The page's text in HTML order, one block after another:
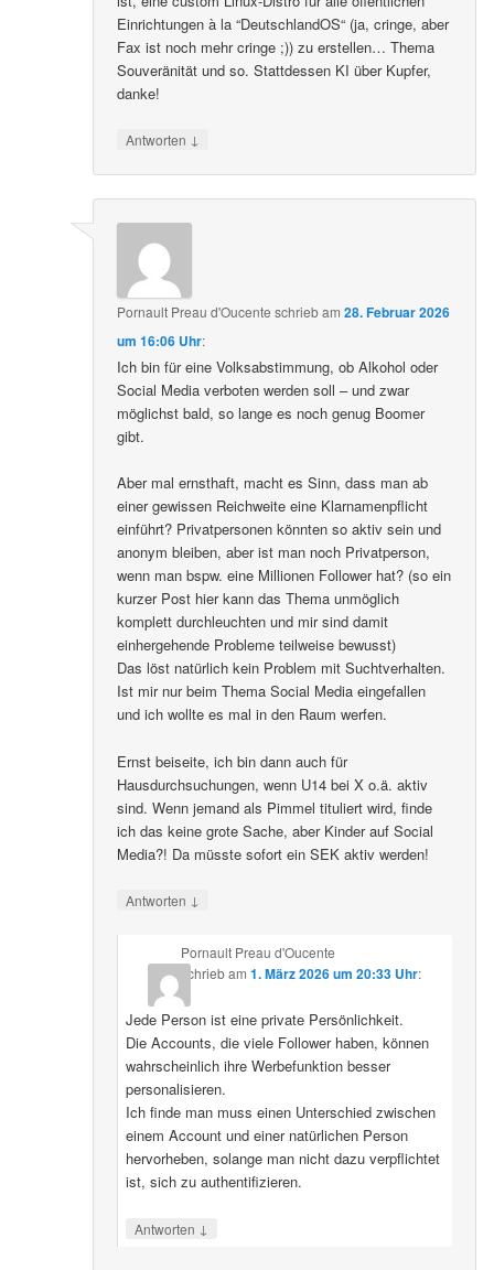
Einrichtungen à la “DeutschlandOS“ (ja, cringe, aber
Fax ist noch mehr cringe ;)) zu erstellen… Thema
Souveränität und so. Stattdessen KI über Kupfer,
danke!
Antworten ↓
Pornault Preau d'Oucente schriebam28. Februar 2026
um 16:06 Uhr:
Ich bin für eine Volksabstimmung, ob Alkohol oder
Social Media verboten werden soll – und zwar
möglichst bald, so lange es noch genug Boomer
gibt.
Aber mal ernsthaft, macht es Sinn, dass man ab
einer gewissen Reichweite eine Klarnamenpflicht
einführt? Privatpersonen könnten so aktiv sein und
anonym bleiben, aber ist man noch Privatperson,
wenn man bspw. eine Millionen Follower hat? (so ein
kurzer Post hier kann das Thema unmöglich
komplett durchleuchten und mir sind damit
einhergehende Probleme teilweise bewusst)
Das löst natürlich kein Problem mit Suchtverhalten.
Ist mir nur beim Thema Social Media eingefallen
und ich wollte es mal in den Raum werfen.
Ernst beiseite, ich bin dann auch für
Hausdurchsuchungen, wenn U14 bei X o.ä. aktiv
sind. Wenn jemand als Pimmel tituliert wird, finde
ich das keine grote Sache, aber Kinder auf Social
Media?! Da müsste sofort ein SEK aktiv werden!
Antworten ↓
Pornault Preau d'Oucente
schriebam 1. März 2026 um 20:33 Uhr:
Jede Person ist eine private Persönlichkeit.
Die Accounts, die viele Follower haben, können
wahrscheinlich ihre Werbefunktion besser
personalisieren.
Ich finde man muss einen Unterschied zwischen
einem Account und einer natürlichen Person
hervorheben, solange man nicht dazu verpflichtet
ist, sich zu authentifizieren.
Antworten ↓